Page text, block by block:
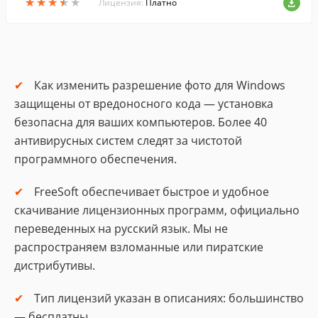
Лицензия: Платно
Как изменить разрешение фото для Windows
защищены от вредоносного кода — установка
безопасна для ваших компьютеров. Более 40
антивирусных систем следят за чистотой
программного обеспечения.
FreeSoft обеспечивает быстрое и удобное
скачивание лицензионных программ, официально
переведенных на русский язык. Мы не
распространяем взломанные или пиратские
дистрибутивы.
Тип лицензий указан в описаниях: большинство